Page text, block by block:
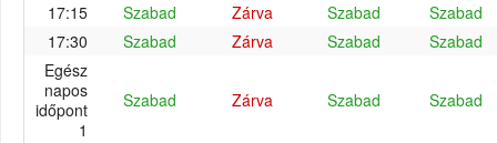
17:15
Szabad Zárva Szabad
Szabad
17:30
Szabad Zárva Szabad
Szabad
Egész
napos
időpont
1
Szabad Zárva Szabad Szabad